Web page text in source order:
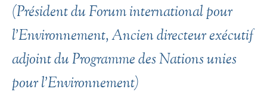
(Président du Forum international pour
l’Environnement, Ancien directeur exécutif
adjoint du Programme des Nations unies
pour l’Environnement)